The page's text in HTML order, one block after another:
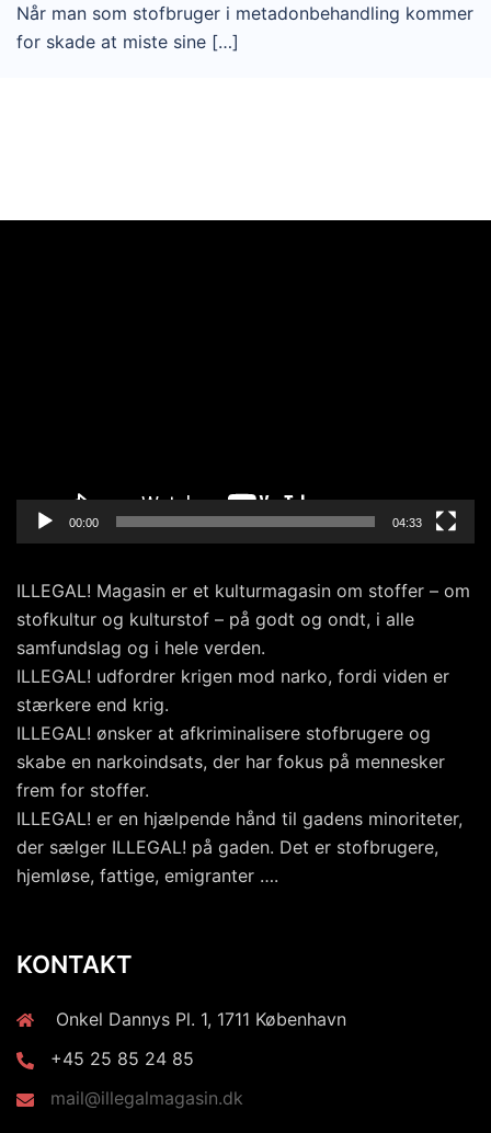
Når man som stofbruger i metadonbehandling kommer
for skade at miste sine […]
00:00 04:33
ILLEGAL! Magasin er et kulturmagasin om stoffer – om
stofkultur og kulturstof – på godt og ondt, i alle
samfundslag og i hele verden.
ILLEGAL! udfordrer krigen mod narko, fordi viden er
stærkere end krig.
ILLEGAL! ønsker at afkriminalisere stofbrugere og
skabe en narkoindsats, der har fokus på mennesker
frem for stoffer.
ILLEGAL! er en hjælpende hånd til gadens minoriteter,
der sælger ILLEGAL! på gaden. Det er stofbrugere,
hjemløse, fattige, emigranter ….
KONTAKT
Onkel Dannys Pl. 1, 1711 København
+45 25 85 24 85
mail@illegalmagasin.dk